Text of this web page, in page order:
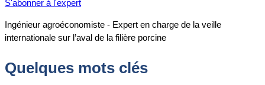
S'abonner à l'expert
Ingénieur agroéconomiste - Expert en charge de la veille
internationale sur l’aval de la filière porcine
Quelques mots clés